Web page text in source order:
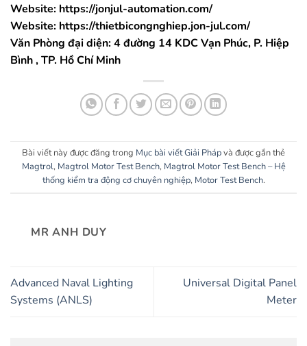
Website: https://jonjul-automation.com/
Website: https://thietbicongnghiep.jon-jul.com/
Văn Phòng đại diện: 4 đường 14 KDC Vạn Phúc, P. Hiệp
Bình , TP. Hồ Chí Minh
Bài viết này được đăng trong Mục bài viết Giải Phápvà được gắn thẻ
Magtrol, Magtrol Motor Test Bench, Magtrol Motor Test Bench – Hệ
thống kiểm tra động cơ chuyên nghiệp, Motor Test Bench.
MR ANH DUY
Advanced Naval Lighting
Systems (ANLS)
Universal Digital Panel
Meter